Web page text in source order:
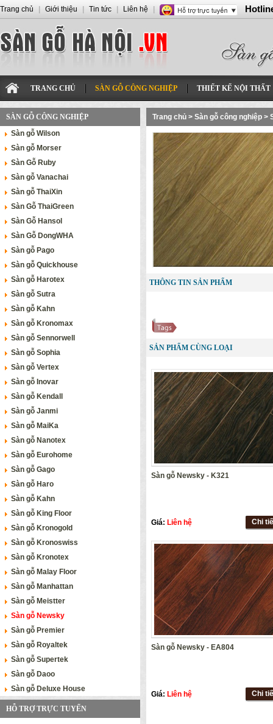
TRANG CHỦ SÀN GỖ CÔNG NGHIỆP THIẾT KẾ NỘI THẤT
SÀN GỖ CÔNG NGHIỆP
Sàn gỗ Wilson
Sàn gỗ Morser
Sàn Gỗ Ruby
Sàn gỗ Vanachai
Sàn gỗ ThaiXin
Sàn Gỗ ThaiGreen
Sàn Gỗ Hansol
Sàn Gỗ DongWHA
Sàn gỗ Pago
Sàn gỗ Quickhouse
Sàn gỗ Harotex
Sàn gỗ Sutra
Sàn gỗ Kahn
Sàn gỗ Kronomax
Sàn gỗ Sennorwell
Sàn gỗ Sophia
Sàn gỗ Vertex
Sàn gỗ Inovar
Sàn gỗ Kendall
Sàn gỗ Janmi
Sàn gỗ MaiKa
Sàn gỗ Nanotex
Sàn gỗ Eurohome
Sàn gỗ Gago
Sàn gỗ Haro
Sàn gỗ Kahn
Sàn gỗ King Floor
Sàn gỗ Kronogold
Sàn gỗ Kronoswiss
Sàn gỗ Kronotex
Sàn gỗ Malay Floor
Sàn gỗ Manhattan
Sàn gỗ Meistter
Sàn gỗ Newsky
Sàn gỗ Premier
Sàn gỗ Royaltek
Sàn gỗ Supertek
Sàn gỗ Daoo
Sàn gỗ Deluxe House
HỖ TRỢ TRỰC TUYẾN
Trang chủ > Sàn gỗ công nghiệp >
THÔNG TIN SẢN PHẨM
SẢN PHẨM CÙNG LOẠI
Sàn gỗ Newsky - K321
Chi
Giá: Liên hệ
Sàn gỗ Newsky - EA804
Chi
Giá: Liên hệ
Trang chủ Giới thiệu Tin tức Liên hệ